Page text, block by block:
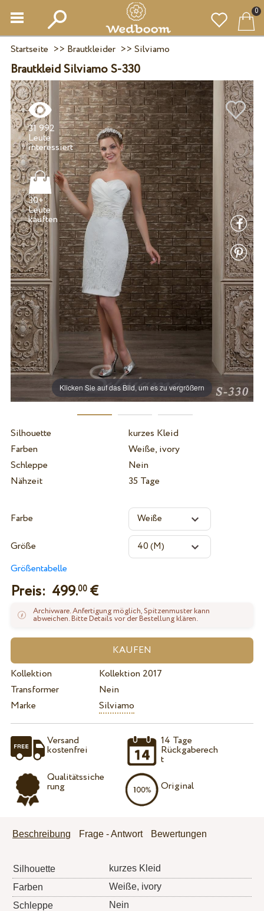
0
Startseite >> Brautkleider>> Silviamo
Brautkleid Silviamo S-330
Klicken Sie auf das Bild, um es zu vergrößern
31 992
Leute
interessiert
30+
Leute
Silhouette
kurzes Kleid
Farben
Weiße, ivory
Schleppe
Nein
Nähzeit
35 Tage
Farbe
Größe
Größentabelle
Preis: 499.00€
Archivware. Anfertigung möglich, Spitzenmuster kann
abweichen. Bitte Details vor der Bestellung klären.
Kollektion
Kollektion 2017
Transformer
Nein
Marke
Silviamo
Versand
kostenfrei
Qualitätssiche
rung
14 Tage
Rückgaberech
t
Original
Beschreibung Frage - Antwort Bewertungen
Silhouette
kurzes Kleid
Farben
Weiße, ivory
Schleppe
Nein